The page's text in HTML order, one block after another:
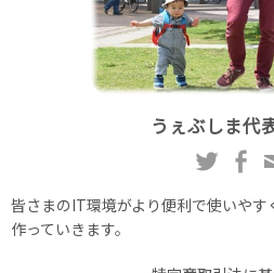
うぇぶしま代
皆さまのIT環境がより便利で使いや
作っていきます。